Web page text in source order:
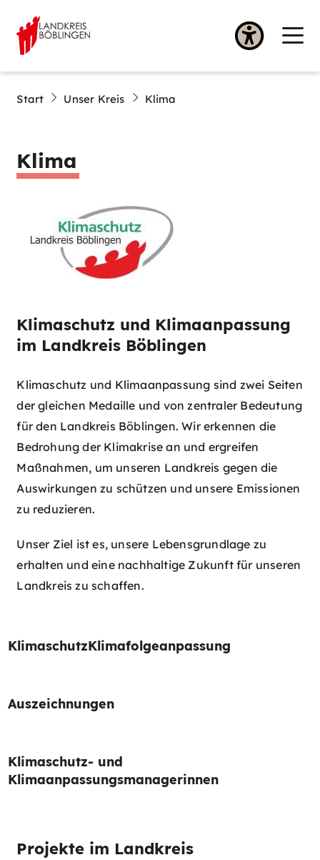
Start Unser Kreis Klima
Klima
Klimaschutz und Klimaanpassung
im Landkreis Böblingen
Klimaschutz und Klimaanpassung sind zwei Seiten
der gleichen Medaille und von zentraler Bedeutung
für den Landkreis Böblingen. Wir erkennen die
Bedrohung der Klimakrise an und ergreifen
Maßnahmen, um unseren Landkreis gegen die
Auswirkungen zu schützen und unsere Emissionen
zu reduzieren.
Unser Ziel ist es, unsere Lebensgrundlage zu
erhalten und eine nachhaltige Zukunft für unseren
Landkreis zu schaffen.
KlimaschutzKlimafolgeanpassung
Auszeichnungen
Klimaschutz- und
Klimaanpassungsmanagerinnen
Projekte im Landkreis